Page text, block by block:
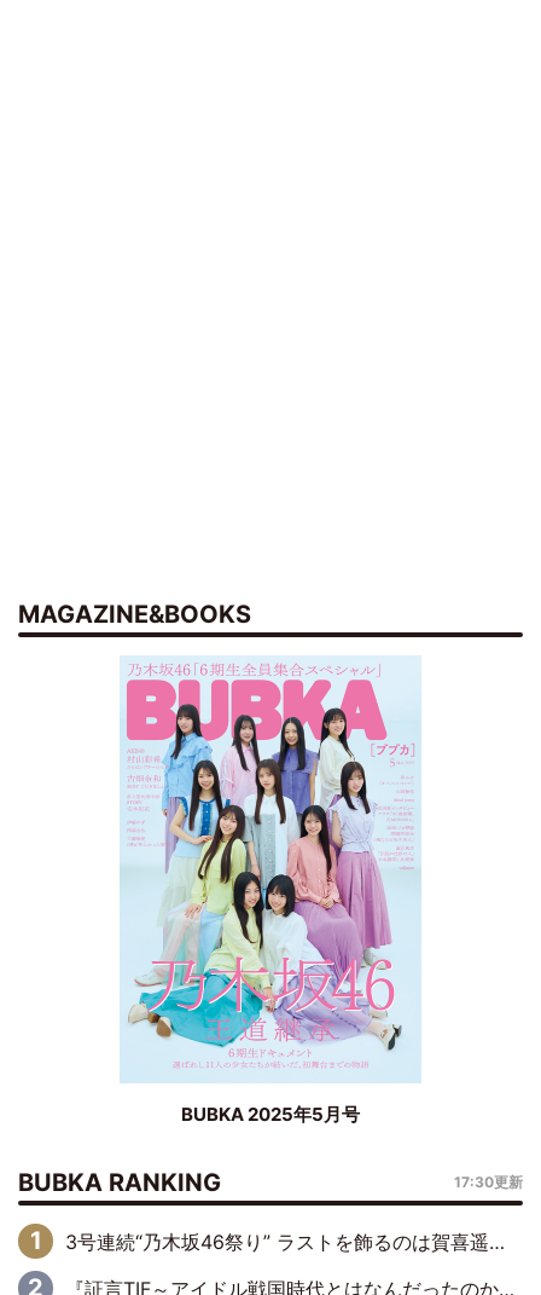
MAGAZINE&BOOKS
BUBKA 2025年5月号
BUBKA RANKING 17:30更新
3号連続“乃木坂46祭り” ラストを飾るのは賀喜遥香…5年ぶりの登場に「5年分大人になった私を見ていただけたら」
『証言TIF～アイドル戦国時代とはなんだったのか～』第6回：でんぱ組.inc・古川未鈴×相沢梨紗「『ハロプロやりたかったな』って言ったら、夢眠ねむさんに『てめえはでんぱ組．incなんだよ！』って肩パンされて(笑)」